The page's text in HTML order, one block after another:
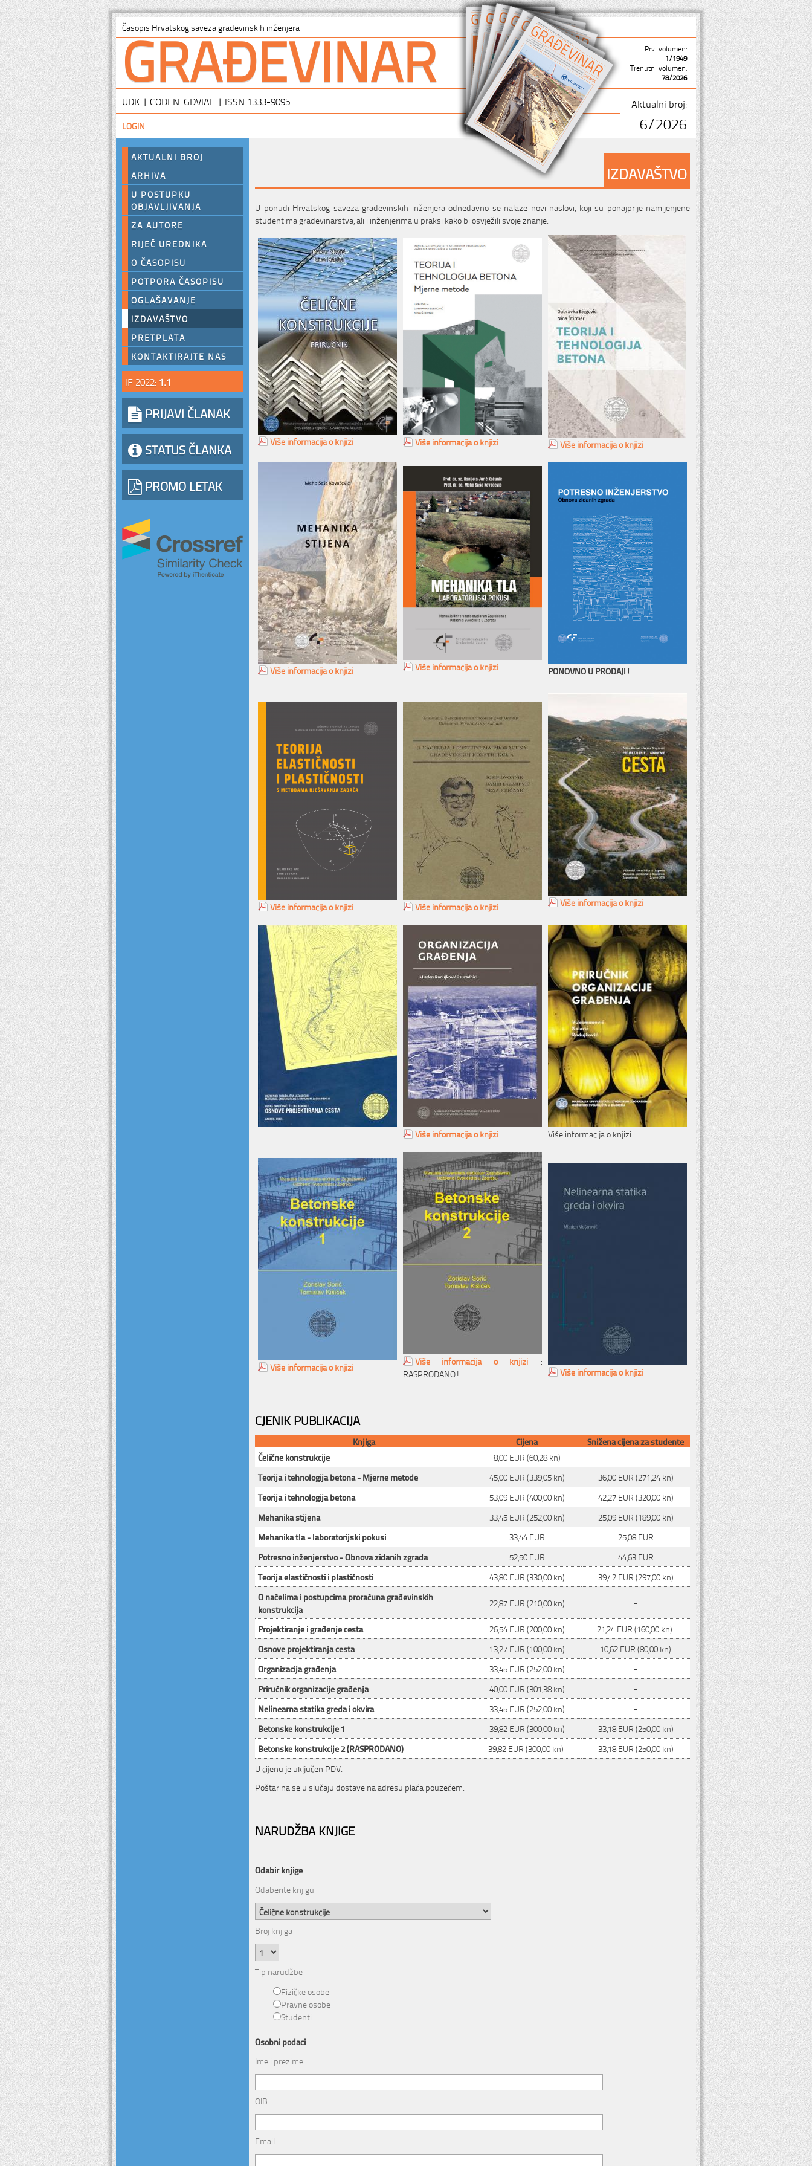
Časopis Hrvatskog saveza građevinskih inženjera
GRAĐEVINAR
Prvi volumen:
1/1949
Trenutni volumen:
78/2026
UDK | CODEN: GDVIAE | ISSN 1333-9095 Aktualni broj:
6/2026
LOGIN
AKTUALNI BROJ
ARHIVA
U POSTUPKU
OBJAVLJIVANJA
ZA AUTORE
RIJEČ UREDNIKA
O ČASOPISU
POTPORA ČASOPISU
OGLAŠAVANJE
IZDAVAŠTVO
PRETPLATA
KONTAKTIRAJTE NAS
IF 2022: 1.1
PRIJAVI ČLANAK
STATUS ČLANKA
PROMO LETAK
IZDAVAŠTVO
U ponudi Hrvatskog saveza građevinskih inženjera odnedavno se nalaze novi naslovi, koji su ponajprije namijenjene
studentima građevinarstva, ali i inženjerima u praksi kako bi osvježili svoje znanje.
Više informacija o knjizi Više informacija o knjizi Više informacija o knjizi
Više informacija o knjizi Više informacija o knjizi PONOVNO U PRODAJI!
Više informacija o knjizi Više informacija o knjizi Više informacija o knjizi
Više informacija o knjizi Više informacija o knjizi
Više informacija o knjizi Više informacija o knjizi :
RASPRODANO!
Više informacija o knjizi
CJENIK PUBLIKACIJA
Knjiga Cijena
Snižena cijena za studente
Čelične konstrukcije
8,00 EUR (60,28 kn)
-
Teorija i tehnologija betona - Mjerne metode
45,00 EUR (339,05 kn)
36,00 EUR (271,24 kn)
Teorija i tehnologija betona
53,09 EUR (400,00 kn)
42,27 EUR (320,00 kn)
Mehanika stijena
33,45 EUR (252,00 kn)
25,09 EUR (189,00 kn)
Mehanika tla - laboratorijski pokusi
33,44 EUR
25,08 EUR
Potresno inženjerstvo - Obnova zidanih zgrada
52,50 EUR
44,63 EUR
Teorija elastičnosti i plastičnosti
43,80 EUR (330,00 kn)
39,42 EUR (297,00 kn)
O načelima i postupcima proračuna građevinskih
konstrukcija
22,87 EUR (210,00 kn) -
Projektiranje i građenje cesta 26,54 EUR (200,00 kn)
21,24 EUR (160,00 kn)
Osnove projektiranja cesta
13,27 EUR (100,00 kn)
10,62 EUR (80,00 kn)
Organizacija građenja
33,45 EUR (252,00 kn)
-
Priručnik organizacije građenja
40,00 EUR (301,38 kn)
-
Nelinearna statika greda i okvira
33,45 EUR (252,00 kn)
-
Betonske konstrukcije 1
39,82 EUR (300,00 kn)
33,18 EUR (250,00 kn)
Betonske konstrukcije 2 (RASPRODANO)
39,82 EUR (300,00 kn)
33,18 EUR (250,00 kn)
U cijenu je uključen PDV.
Poštarina se u slučaju dostave na adresu plaća pouzećem.
NARUDŽBA KNJIGE
Odabir knjige
Odaberite knjigu
Broj knjiga
Tip narudžbe
Fizičke osobe
Pravne osobe
Studenti
Osobni podaci
Ime i prezime
OIB
Email